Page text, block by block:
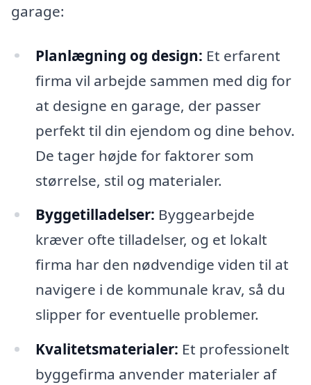
garage:
Planlægning og design: Et erfarent
firma vil arbejde sammen med dig for
at designe en garage, der passer
perfekt til din ejendom og dine behov.
De tager højde for faktorer som
størrelse, stil og materialer.
Byggetilladelser: Byggearbejde
kræver ofte tilladelser, og et lokalt
firma har den nødvendige viden til at
navigere i de kommunale krav, så du
slipper for eventuelle problemer.
Kvalitetsmaterialer: Et professionelt
byggefirma anvender materialer af